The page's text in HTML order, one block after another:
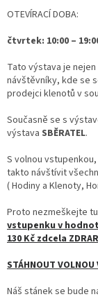
OTEVÍRACÍ DOBA:
čtvrtek: 10:00 –
Tato výstava je
návštěvníky, kde se
prodejci klenotů v
Současně se s
výstava SBĚRATEL.
S volnou
takto návštívit
( Hodiny a Klenoty,
Proto nezmeškejte
vstupenku v
130 Kč zdcela
STÁHNOUT VOLNOU
Náš stánek se bude